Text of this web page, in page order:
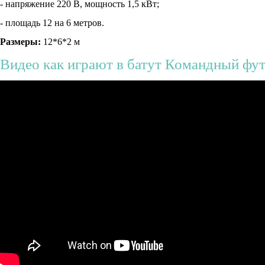
- напряжение 220 В, мощность 1,5 кВт;
- площадь 12 на 6 метров.
Размеры: 12*6*2 м
Видео как играют в батут Командный